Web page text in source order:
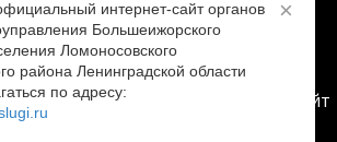
интернет-сайт органов
Большеижорского
Ломоносовского
района Ленинградской области
по адресу:
×
городское поселение
права защищены.
любых материалов ссылка на сайт